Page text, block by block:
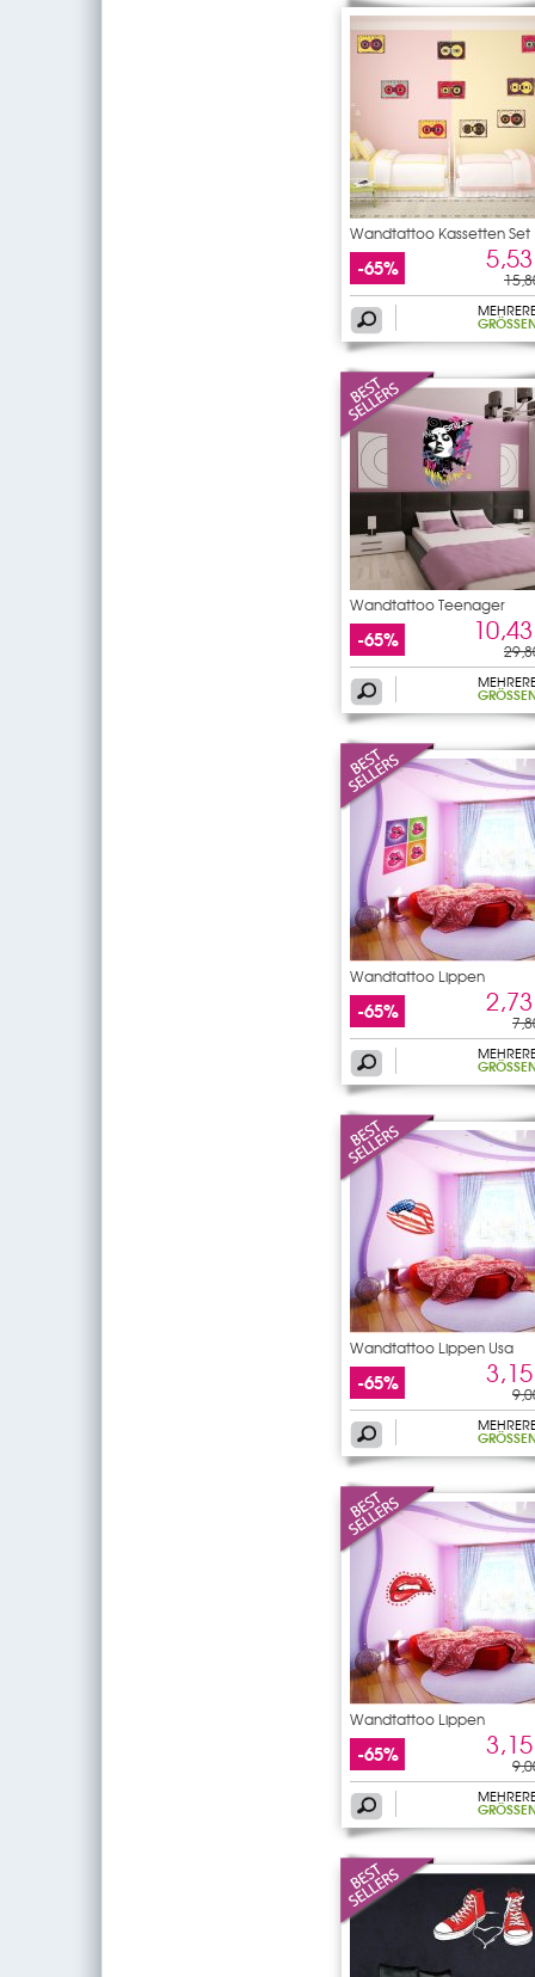
Wandtattoo Kassetten Set
-65%
GRÖSSEN
Wandtattoo Teenager
-65%
GRÖSSEN
Wandtattoo Lippen
-65%
GRÖSSEN
Wandtattoo Lippen Usa
-65%
GRÖSSEN
Wandtattoo Lippen
-65%
GRÖSSEN